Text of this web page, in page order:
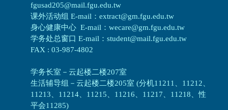
fgusad205@mail.fgu.edu.tw
课外活动组 E-mail：extract@gm.fgu.edu.tw
身心健康中心 E-mail：wecare@gm.fgu.edu.tw
学务处总窗口 E-mail：student@mail.fgu.edu.tw
FAX : 03-987-4802
学务长室－云起楼二楼207室
生活辅导组 － 云起楼二楼205室 (分机11211、11212、
11213、11214、11215、11216、11217、11218、性
平会11285)